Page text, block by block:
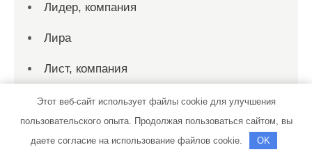
Лидер, компания
Лира
Лист, компания
Листогиб, компания по производству
отливов, откосов и изделий из кровельного
металла
Этот веб-сайт использует файлы cookie для улучшения
пользовательского опыта. Продолжая пользоваться сайтом, вы
даете согласие на использование файлов cookie.
OK